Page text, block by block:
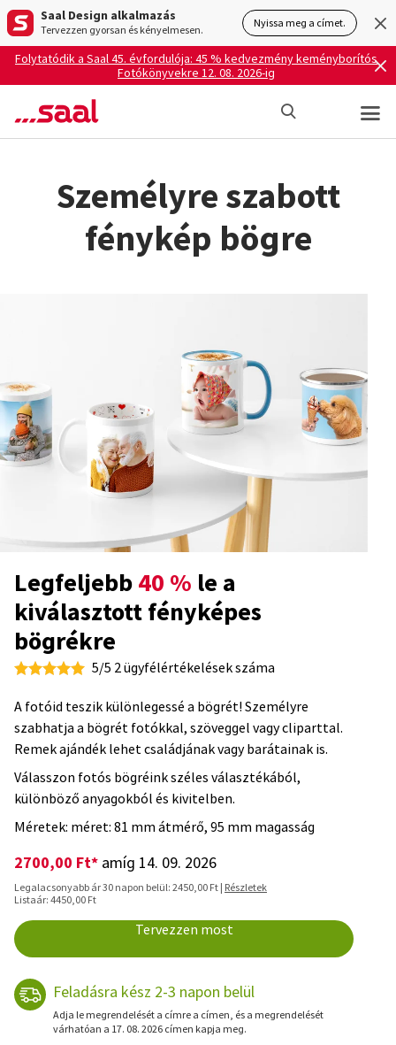
Saal Design alkalmazás
Tervezzen gyorsan és kényelmesen. Nyissa meg a címet.
Folytatódik a Saal 45. évfordulója: 45 % kedvezmény keményborítós
Fotókönyvekre 12. 08. 2026-ig
Személyre szabott
fénykép bögre
Legfeljebb40 % le a
kiválasztott fényképes
bögrékre
5/5 2 ügyfélértékelések száma
A fotóid teszik különlegessé a bögrét! Személyre
szabhatja a bögrét fotókkal, szöveggel vagy cliparttal.
Remek ajándék lehet családjának vagy barátainak is.
Válasszon fotós bögréink széles választékából,
különböző anyagokból és kivitelben.
Méretek: méret: 81 mm átmérő, 95 mm magasság
2700,00 Ft* amíg 14. 09. 2026
Legalacsonyabb ár 30 napon belül: 2450,00 Ft | Részletek
Listaár: 4450,00 Ft
Tervezzen most
Feladásra kész 2-3 napon belül
Adja le megrendelését a címre a címen, és a megrendelését
várhatóan a 17. 08. 2026 címen kapja meg.